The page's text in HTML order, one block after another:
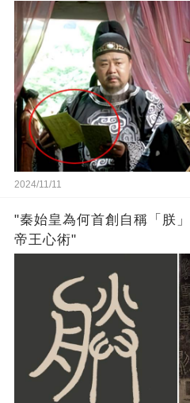
2024/11/11
"秦始皇為何首創自稱「朕
帝王心術"